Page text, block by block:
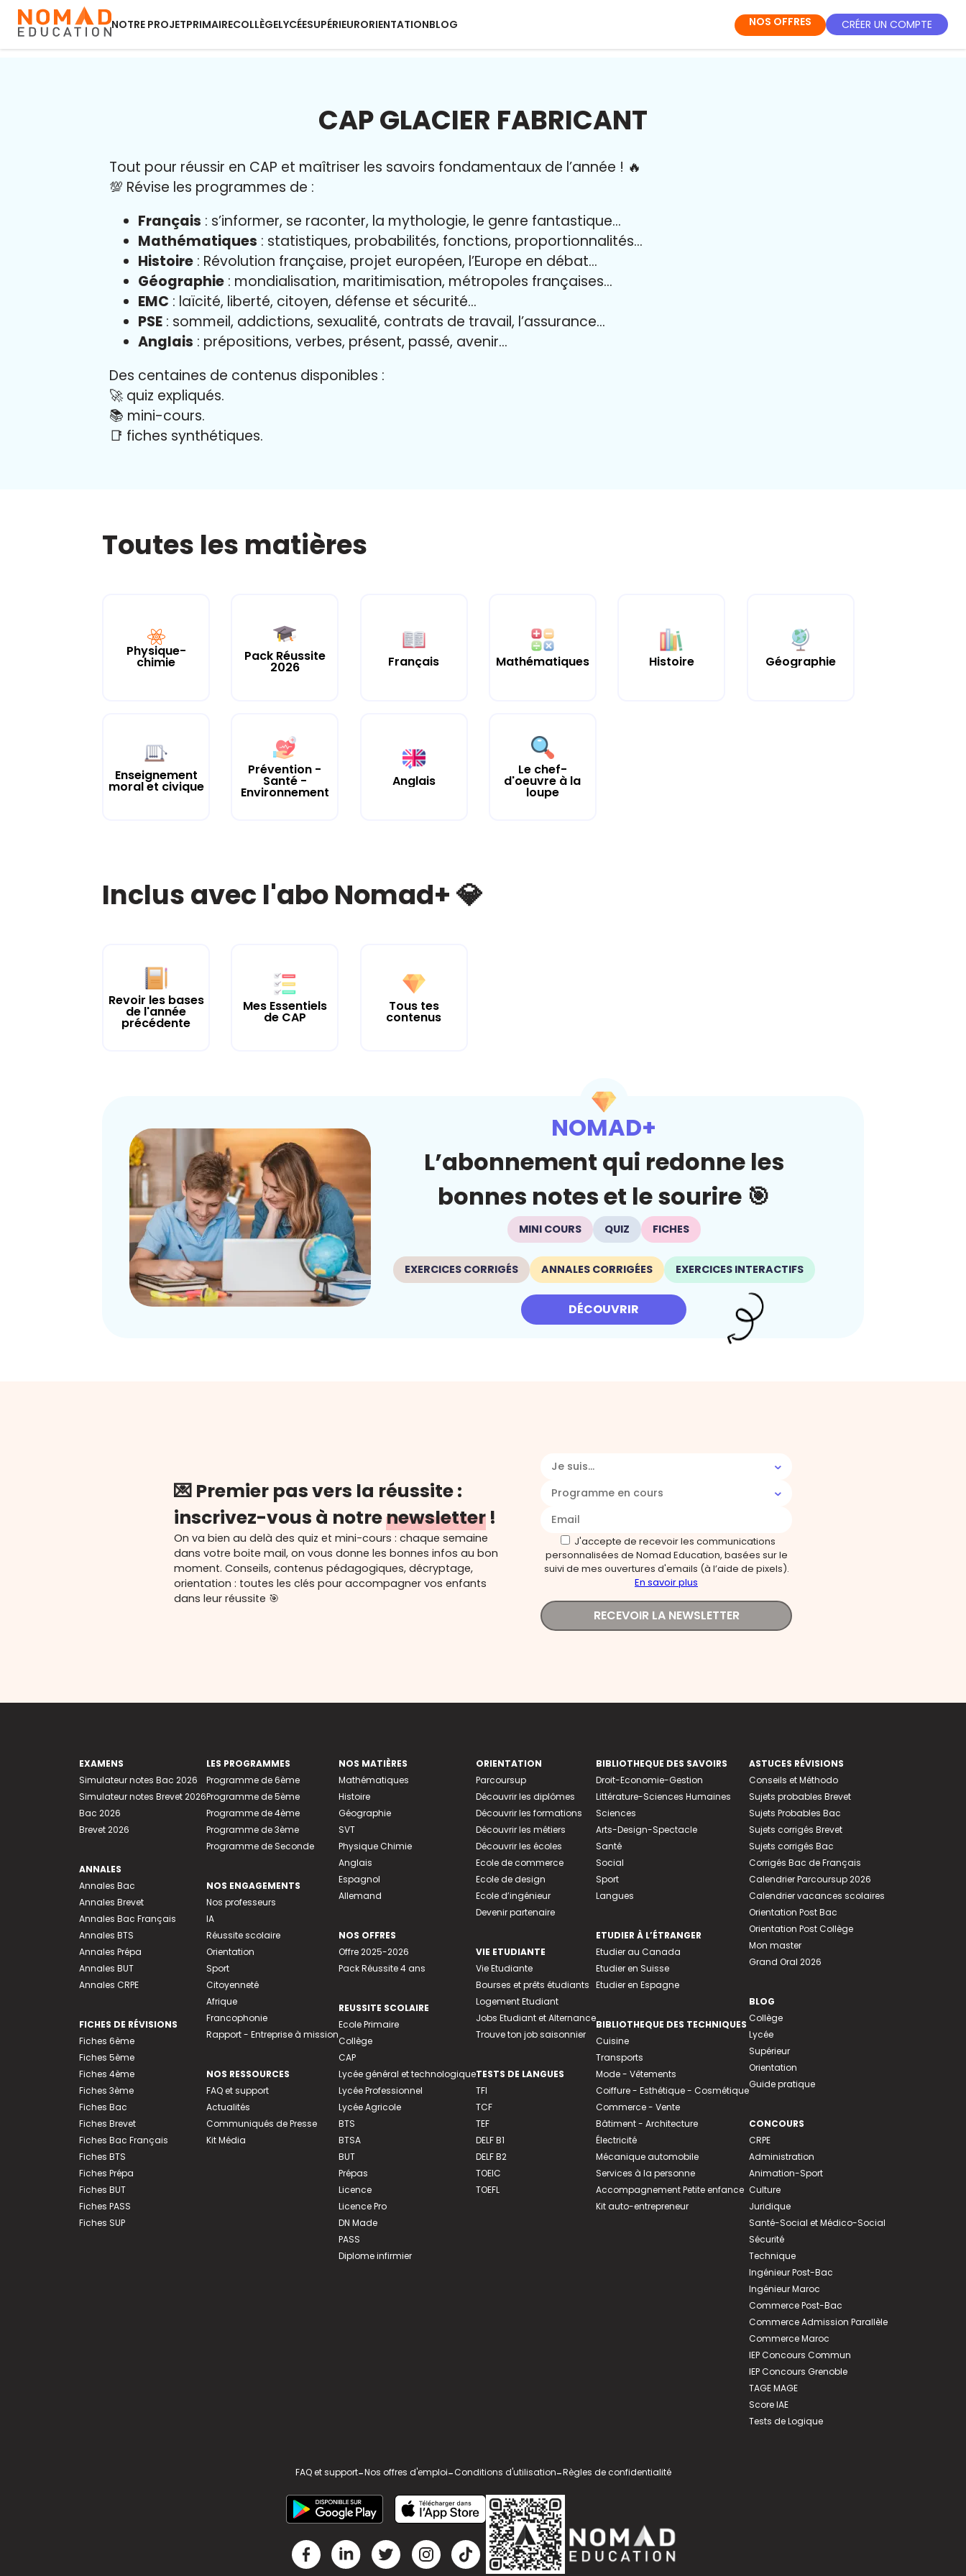
NOTRE PROJETPRIMAIRECOLLÈGELYCÉESUPÉRIEURORIENTATIONBLOG NOS OFFRES CRÉER UN COMPTE
CAP GLACIER FABRICANT
Tout pour réussir en CAP et maîtriser les savoirs fondamentaux de l’année ! 🔥
💯 Révise les programmes de :
Français : s’informer, se raconter, la mythologie, le genre fantastique…
Mathématiques : statistiques, probabilités, fonctions, proportionnalités…
Histoire : Révolution française, projet européen, l’Europe en débat…
Géographie : mondialisation, maritimisation, métropoles françaises…
EMC : laïcité, liberté, citoyen, défense et sécurité…
PSE : sommeil, addictions, sexualité, contrats de travail, l’assurance…
Anglais : prépositions, verbes, présent, passé, avenir…
Des centaines de contenus disponibles :
🚀 quiz expliqués.
📚 mini-cours.
📑 fiches synthétiques.
Toutes les matières
Physique-
chimie Pack Réussite
2026 Français Mathématiques Histoire Géographie
Enseignement
moral et civique
Prévention -
Santé -
Environnement
Anglais
Le chef-
d'oeuvre à la
loupe
Inclus avec l'abo Nomad+ 💎
Revoir les bases
de l'année
précédente
Mes Essentiels
de CAP
Tous tes
contenus
NOMAD+
L’abonnement qui redonne les
bonnes notes et le sourire 🎯
MINI COURS QUIZ FICHES
EXERCICES CORRIGÉS ANNALES CORRIGÉES EXERCICES INTERACTIFS
DÉCOUVRIR
💌 Premier pas vers la réussite :
inscrivez-vous à notrenewsletter !
On va bien au delà des quiz et mini-cours : chaque semaine
dans votre boite mail, on vous donne les bonnes infos au bon
moment. Conseils, contenus pédagogiques, décryptage,
orientation : toutes les clés pour accompagner vos enfants
dans leur réussite 🎯
Je suis...
Programme en cours
J'accepte de recevoir les communications
personnalisées de Nomad Education, basées sur le
suivi de mes ouvertures d'emails (à l’aide de pixels).
En savoir plus
RECEVOIR LA NEWSLETTER
EXAMENS
Simulateur notes Bac 2026
Simulateur notes Brevet 2026
Bac 2026
Brevet 2026
ANNALES
Annales Bac
Annales Brevet
Annales Bac Français
Annales BTS
Annales Prépa
Annales BUT
Annales CRPE
FICHES DE RÉVISIONS
Fiches 6ème
Fiches 5ème
Fiches 4ème
Fiches 3ème
Fiches Bac
Fiches Brevet
Fiches Bac Français
Fiches BTS
Fiches Prépa
Fiches BUT
Fiches PASS
Fiches SUP
LES PROGRAMMES
Programme de 6ème
Programme de 5ème
Programme de 4ème
Programme de 3ème
Programme de Seconde
NOS ENGAGEMENTS
Nos professeurs
IA
Réussite scolaire
Orientation
Sport
Citoyenneté
Afrique
Francophonie
Rapport - Entreprise à mission
NOS RESSOURCES
FAQ et support
Actualités
Communiqués de Presse
Kit Média
NOS MATIÈRES
Mathématiques
Histoire
Géographie
SVT
Physique Chimie
Anglais
Espagnol
Allemand
NOS OFFRES
Offre 2025-2026
Pack Réussite 4 ans
REUSSITE SCOLAIRE
Ecole Primaire
Collège
CAP
Lycée général et technologique
Lycée Professionnel
Lycée Agricole
BTS
BTSA
BUT
Prépas
Licence
Licence Pro
DN Made
PASS
Diplome infirmier
ORIENTATION
Parcoursup
Découvrir les diplômes
Découvrir les formations
Découvrir les métiers
Découvrir les écoles
Ecole de commerce
Ecole de design
Ecole d’ingénieur
Devenir partenaire
VIE ETUDIANTE
Vie Etudiante
Bourses et prêts étudiants
Logement Etudiant
Jobs Etudiant et Alternance
Trouve ton job saisonnier
TESTS DE LANGUES
TFI
TCF
TEF
DELF B1
DELF B2
TOEIC
TOEFL
BIBLIOTHEQUE DES SAVOIRS
Droit-Economie-Gestion
Littérature-Sciences Humaines
Sciences
Arts-Design-Spectacle
Santé
Social
Sport
Langues
ETUDIER À L’ÉTRANGER
Etudier au Canada
Etudier en Suisse
Etudier en Espagne
BIBLIOTHEQUE DES TECHNIQUES
Cuisine
Transports
Mode - Vêtements
Coiffure - Esthétique - Cosmétique
Commerce - Vente
Bâtiment - Architecture
Électricité
Mécanique automobile
Services à la personne
Accompagnement Petite enfance
Kit auto-entrepreneur
ASTUCES RÉVISIONS
Conseils et Méthodo
Sujets probables Brevet
Sujets Probables Bac
Sujets corrigés Brevet
Sujets corrigés Bac
Corrigés Bac de Français
Calendrier Parcoursup 2026
Calendrier vacances scolaires
Orientation Post Bac
Orientation Post Collège
Mon master
Grand Oral 2026
BLOG
Collège
Lycée
Supérieur
Orientation
Guide pratique
CONCOURS
CRPE
Administration
Animation-Sport
Culture
Juridique
Santé-Social et Médico-Social
Sécurité
Technique
Ingénieur Post-Bac
Ingénieur Maroc
Commerce Post-Bac
Commerce Admission Parallèle
Commerce Maroc
IEP Concours Commun
IEP Concours Grenoble
TAGE MAGE
Score IAE
Tests de Logique
FAQ et support-Nos offres d'emploi-Conditions d'utilisation-Règles de confidentialité